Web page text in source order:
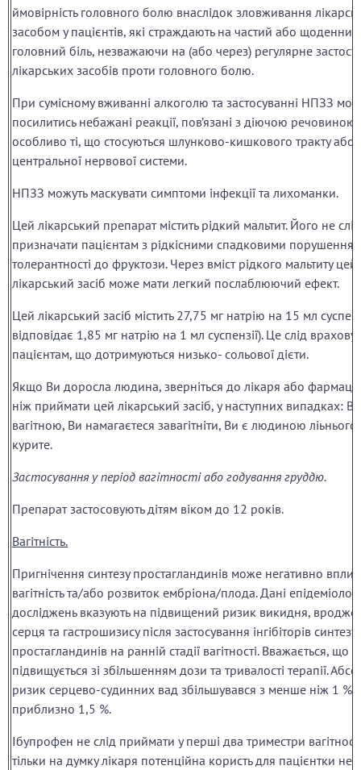
ймовірність головного болю внаслідок зловживання
засобом у пацієнтів, які страждають на частий або щоденний
головний біль, незважаючи на (або через) регулярне
лікарських засобів проти головного болю.
При сумісному вживанні алкоголю та застосуванні НПЗЗ
посилитись небажані реакції, пов’язані з діючою речовиною,
особливо ті, що стосуються шлунково-кишкового тракту або
центральної нервової системи.
НПЗЗ можуть маскувати симптоми інфекції та лихоманки.
Цей лікарський препарат містить рідкий мальтит. Його не слід
призначати пацієнтам з рідкісними спадковими
толерантності до фруктози. Через вміст рідкого мальтиту цей
лікарський засіб може мати легкий послаблюючий ефект.
Цей лікарський засіб містить 27,75 мг натрію на 15 мл
відповідає 1,85 мг натрію на 1 мл суспензії). Це слід
пацієнтам, що дотримуються низько- сольової дієти.
Якщо Ви доросла людина, зверніться до лікаря або
ніж приймати цей лікарський засіб, у наступних випадках:
вагітною, Ви намагаєтеся завагітніти, Ви є людиною ліьнього
курите.
Застосування у період вагітності або годування груддю.
Препарат застосовують дітям віком до 12 років.
Вагітність.
Пригнічення синтезу простагландинів може негативно
вагітність та/або розвиток ембріона/плода. Дані
досліджень вказують на підвищений ризик викидня,
серця та гастрошизису після застосування інгібіторів синтезу
простагландинів на ранній стадії вагітності. Вважається, що
підвищується зі збільшенням дози та тривалості терапії.
ризик серцево-судинних вад збільшувався з менше ніж 1 %
приблизно 1,5 %.
Ібупрофен не слід приймати у перші два триместри
тільки на думку лікаря потенційна користь для пацієнтки не